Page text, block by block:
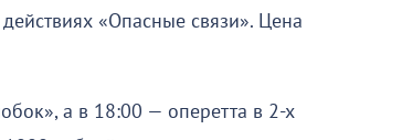
«Опасные связи». Цена
а в 18:00 — оперетта в 2-х